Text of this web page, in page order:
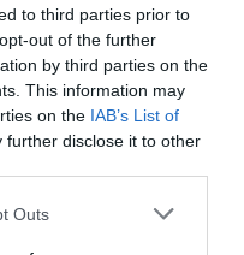
to third parties prior to
out of the further
by third parties on the
This information may
on the IAB’s List of
further disclose it to other
Outs